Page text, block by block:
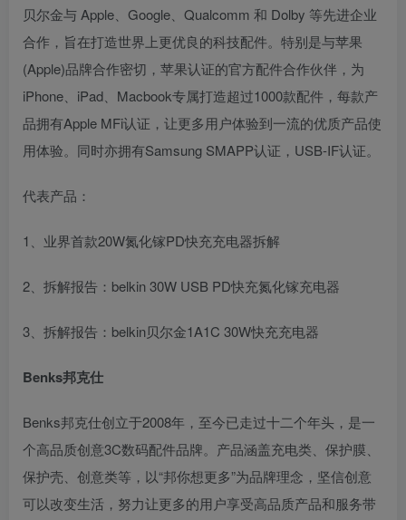
贝尔金与 Apple、Google、Qualcomm 和 Dolby 等先进企业
合作，旨在打造世界上更优良的科技配件。特别是与苹果
(Apple)品牌合作密切，苹果认证的官方配件合作伙伴，为
iPhone、iPad、Macbook专属打造超过1000款配件，每款产
品拥有Apple MFi认证，让更多用户体验到一流的优质产品使
用体验。同时亦拥有Samsung SMAPP认证，USB-IF认证。
代表产品：
1、业界首款20W氮化镓PD快充充电器拆解
2、拆解报告：belkin 30W USB PD快充氮化镓充电器
3、拆解报告：belkin贝尔金1A1C 30W快充充电器
Benks邦克仕
Benks邦克仕创立于2008年，至今已走过十二个年头，是一
个高品质创意3C数码配件品牌。产品涵盖充电类、保护膜、
保护壳、创意类等，以“邦你想更多”为品牌理念，坚信创意
可以改变生活，努力让更多的用户享受高品质产品和服务带